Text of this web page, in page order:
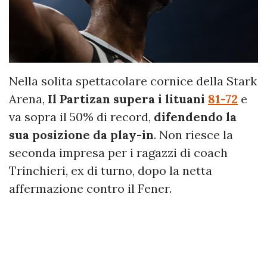
Nella solita spettacolare cornice della Stark
Arena, Il Partizan supera i lituani 81-72 e
va sopra il 50% di record, difendendo la
sua posizione da play-in. Non riesce la
seconda impresa per i ragazzi di coach
Trinchieri, ex di turno, dopo la netta
affermazione contro il Fener.